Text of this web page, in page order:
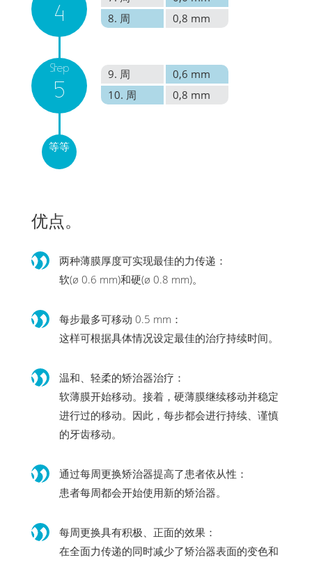
4
8. 周
0,8 mm
Step
5
9. 周
0,6 mm
10. 周
0,8 mm
等等
优点。
两种薄膜厚度可实现最佳的力传递：
软(ø 0.6 mm)和硬(ø 0.8 mm)。
每步最多可移动 0.5 mm：
这样可根据具体情况设定最佳的治疗持续时间。
温和、轻柔的矫治器治疗：
软薄膜开始移动。接着，硬薄膜继续移动并稳定
进行过的移动。因此，每步都会进行持续、谨慎
的牙齿移动。
通过每周更换矫治器提高了患者依从性：
患者每周都会开始使用新的矫治器。
每周更换具有积极、正面的效果：
在全面力传递的同时减少了矫治器表面的变色和